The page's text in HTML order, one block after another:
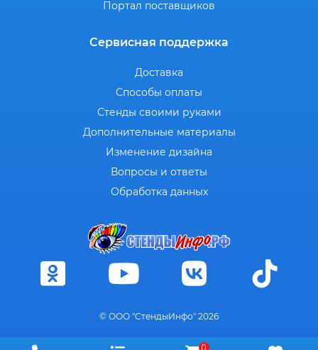
0
Портал поставщиков
Сервисная поддержка
Доставка
Способы оплаты
Стенды своими руками
Дополнительные материалы
Изменение дизайна
Вопросы и ответы
Обработка данных
© ООО "СтендыИнфо" 2026